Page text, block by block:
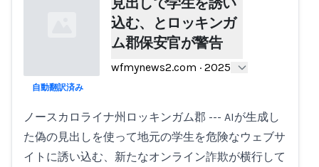
込む、とロッキンガ
ム郡保安官が警告
wfmynews2.com · 2025
自動翻訳済み
ノースカロライナ州ロッキンガム郡 --- AIが生成し
た偽の見出しを使って地元の学生を危険なウェブサ
イトに誘い込む、新たなオンライン詐欺が横行して